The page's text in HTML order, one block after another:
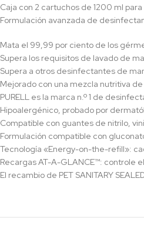
Caja con 2 cartuchos de 1200 ml
Formulación avanzada de
Mata el 99,99 por ciento de los
Supera los requisitos de lavado de
Supera a otros desinfectantes de
Mejorado con una mezcla nutritiva
PURELL es la marca n.º 1 de
Hipoalergénico, probado por
Compatible con guantes de nitrilo,
Formulación compatible con
Tecnología «Energy-on-the-refill»:
Recargas AT-A-GLANCE™: controle
El recambio de PET SANITARY